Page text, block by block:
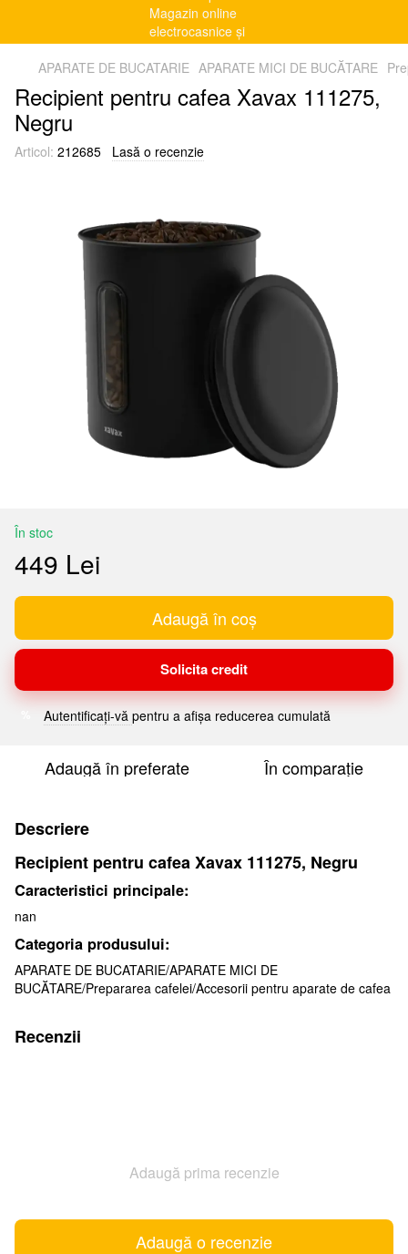
APARATE DE BUCATARIE APARATE MICI DE BUCĂTARE
Recipient pentru cafea Xavax 111275,
Negru
Articol: 212685 Lasă o recenzie
În stoc
449 Lei
Adaugă în coș
Solicita credit
Autentificați-vă pentru a afișa reducerea cumulată
Adaugă în preferate În comparație
Descriere
Recipient pentru cafea Xavax 111275, Negru
Caracteristici principale:
nan
Categoria produsului:
APARATE DE BUCATARIE/APARATE MICI DE
BUCĂTARE/Prepararea cafelei/Accesorii pentru aparate de cafea
Recenzii
Adaugă prima recenzie
Adaugă o recenzie